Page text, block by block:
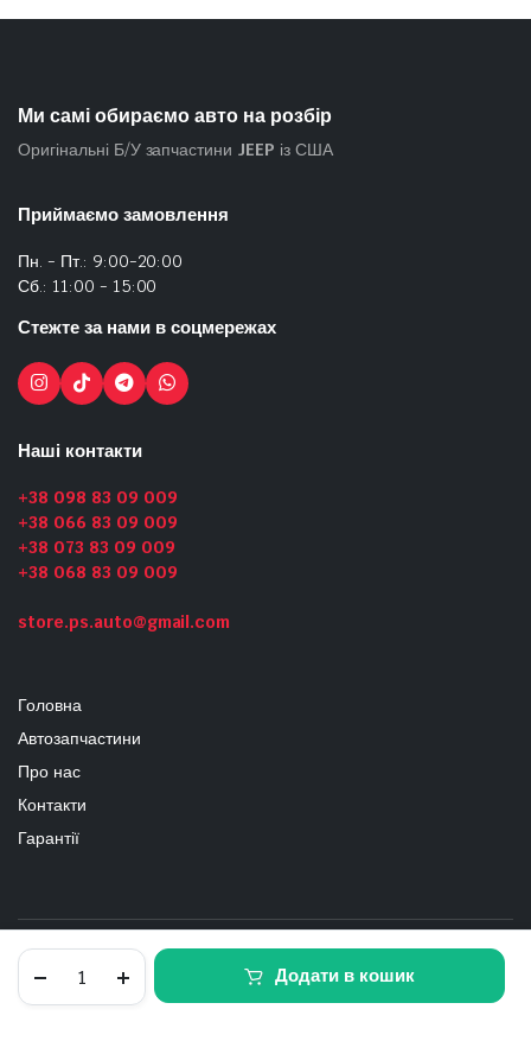
стійки
Додати в кошик
Ми самі обираємо авто на розбір
Оригінальні Б/У запчастини JEEP із США
Приймаємо замовлення
Пн. - Пт.: 9:00-20:00
Сб.: 11:00 - 15:00
Стежте за нами в соцмережах
Наші контакти
+38 098 83 09 009
+38 066 83 09 009
+38 073 83 09 009
+38 068 83 09 009
store.ps.auto@gmail.com
Головна
Автозапчастини
Про нас
Контакти
Гарантії
Copyright 2024 © PS_Auto